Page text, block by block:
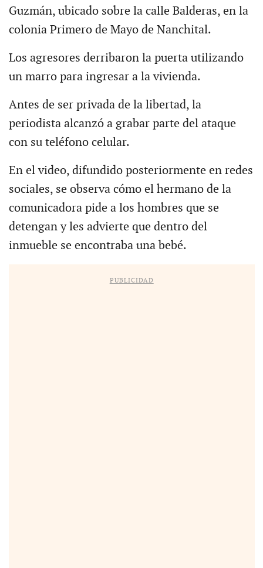
Guzmán, ubicado sobre la calle Balderas, en la
colonia Primero de Mayo de Nanchital.
Los agresores derribaron la puerta utilizando
un marro para ingresar a la vivienda.
Antes de ser privada de la libertad, la
periodista alcanzó a grabar parte del ataque
con su teléfono celular.
En el video, difundido posteriormente en redes
sociales, se observa cómo el hermano de la
comunicadora pide a los hombres que se
detengan y les advierte que dentro del
inmueble se encontraba una bebé.
PUBLICIDAD